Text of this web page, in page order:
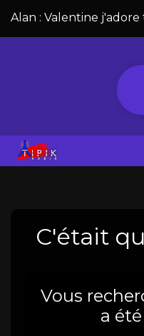
C'était
Vous
a